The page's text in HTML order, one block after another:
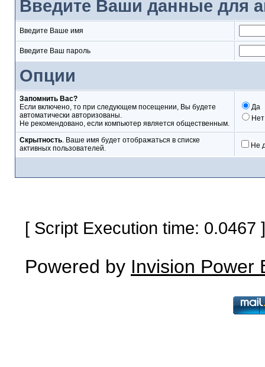
Введите Ваши данные для
Введите Ваше имя
Введите Ваш пароль
Опции
Запомнить Вас?
Если включено, то при следующем посещении, Вы будете
автоматически авторизованы.
Не рекомендовано, если компьютер является общественным.
Да
Нет
Скрытность. Ваше имя будет отображаться в списке
активных пользователей.
Не
[ Script Execution time:
Powered by Invision Power